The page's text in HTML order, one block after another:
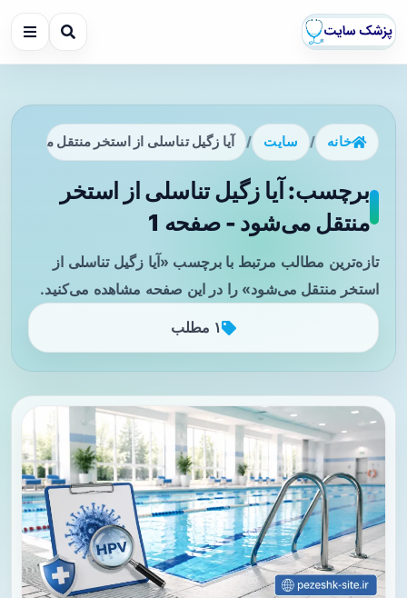
خانه / سایت / آیا زگیل تناسلی از استخر منتقل می‌شود
برچسب: آیا زگیل تناسلی از استخر
منتقل می‌شود - صفحه 1
تازه‌ترین مطالب مرتبط با برچسب «آیا زگیل تناسلی از
استخر منتقل می‌شود» را در این صفحه مشاهده می‌کنید.
۱ مطلب